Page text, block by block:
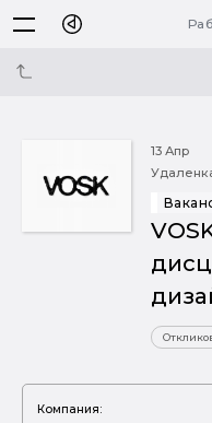
13 Апр
Компания: